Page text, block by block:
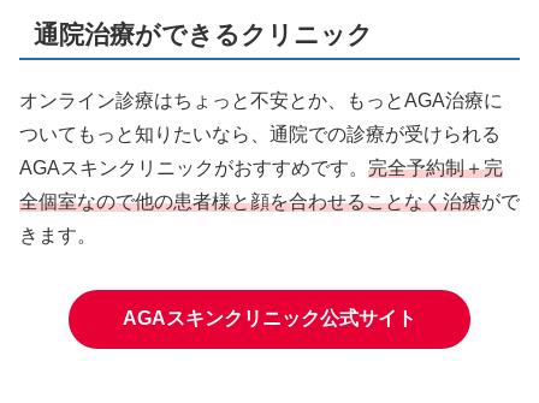
通院治療ができるクリニック
オンライン診療はちょっと不安とか、もっとAGA治療に
ついてもっと知りたいなら、通院での診療が受けられる
AGAスキンクリニックがおすすめです。 完全予約制＋完
全個室なので他の患者様と顔を合わせることなく治療がで
きます。
AGAスキンクリニック公式サイト